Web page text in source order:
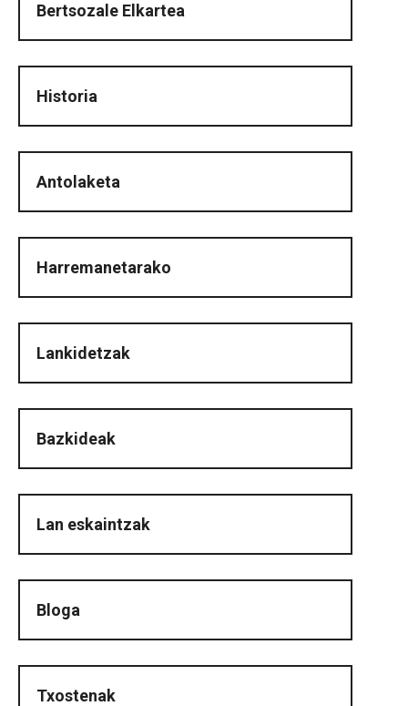
Bertsozale Elkartea
Historia
Antolaketa
Harremanetarako
Lankidetzak
Bazkideak
Lan eskaintzak
Bloga
Txostenak